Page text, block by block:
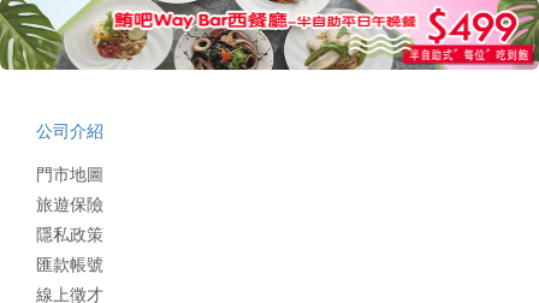
公司介紹
門市地圖
旅遊保險
隱私政策
匯款帳號
線上徵才